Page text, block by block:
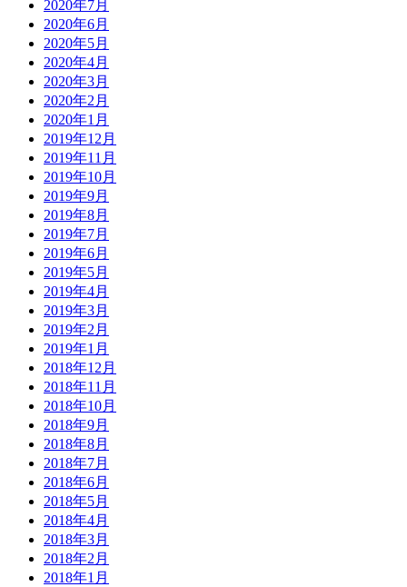
2020年7月
2020年6月
2020年5月
2020年4月
2020年3月
2020年2月
2020年1月
2019年12月
2019年11月
2019年10月
2019年9月
2019年8月
2019年7月
2019年6月
2019年5月
2019年4月
2019年3月
2019年2月
2019年1月
2018年12月
2018年11月
2018年10月
2018年9月
2018年8月
2018年7月
2018年6月
2018年5月
2018年4月
2018年3月
2018年2月
2018年1月